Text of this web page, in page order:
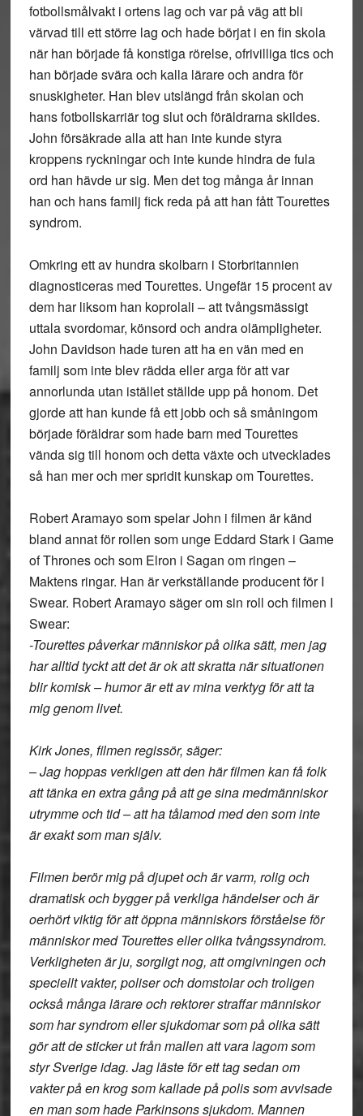
fotbollsmålvakt i ortens lag och var på väg att bli
värvad till ett större lag och hade börjat i en fin skola
när han började få konstiga rörelse, ofrivilliga tics och
han började svära och kalla lärare och andra för
snuskigheter. Han blev utslängd från skolan och
hans fotbollskarriär tog slut och föräldrarna skildes.
John försäkrade alla att han inte kunde styra
kroppens ryckningar och inte kunde hindra de fula
ord han hävde ur sig. Men det tog många år innan
han och hans familj fick reda på att han fått Tourettes
syndrom.
Omkring ett av hundra skolbarn i Storbritannien
diagnosticeras med Tourettes. Ungefär 15 procent av
dem har liksom han koprolali – att tvångsmässigt
uttala svordomar, könsord och andra olämpligheter.
John Davidson hade turen att ha en vän med en
familj som inte blev rädda eller arga för att var
annorlunda utan istället ställde upp på honom. Det
gjorde att han kunde få ett jobb och så småningom
började föräldrar som hade barn med Tourettes
vända sig till honom och detta växte och utvecklades
så han mer och mer spridit kunskap om Tourettes.
Robert Aramayo som spelar John i filmen är känd
bland annat för rollen som unge Eddard Stark i Game
of Thrones och som Elron i Sagan om ringen –
Maktens ringar. Han är verkställande producent för I
Swear. Robert Aramayo säger om sin roll och filmen I
Swear:
-Tourettes påverkar människor på olika sätt, men jag
har alltid tyckt att det är ok att skratta när situationen
blir komisk – humor är ett av mina verktyg för att ta
mig genom livet.
Kirk Jones, filmen regissör, säger:
– Jag hoppas verkligen att den här filmen kan få folk
att tänka en extra gång på att ge sina medmänniskor
utrymme och tid – att ha tålamod med den som inte
är exakt som man själv.
Filmen berör mig på djupet och är varm, rolig och
dramatisk och bygger på verkliga händelser och är
oerhört viktig för att öppna människors förståelse för
människor med Tourettes eller olika tvångssyndrom.
Verkligheten är ju, sorgligt nog, att omgivningen och
speciellt vakter, poliser och domstolar och troligen
också många lärare och rektorer straffar människor
som har syndrom eller sjukdomar som på olika sätt
gör att de sticker ut från mallen att vara lagom som
styr Sverige idag. Jag läste för ett tag sedan om
vakter på en krog som kallade på polis som avvisade
en man som hade Parkinsons sjukdom. Mannen